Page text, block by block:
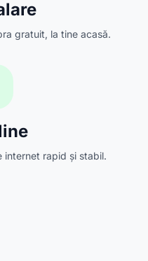
gratuit, la tine acasă.
internet rapid și stabil.